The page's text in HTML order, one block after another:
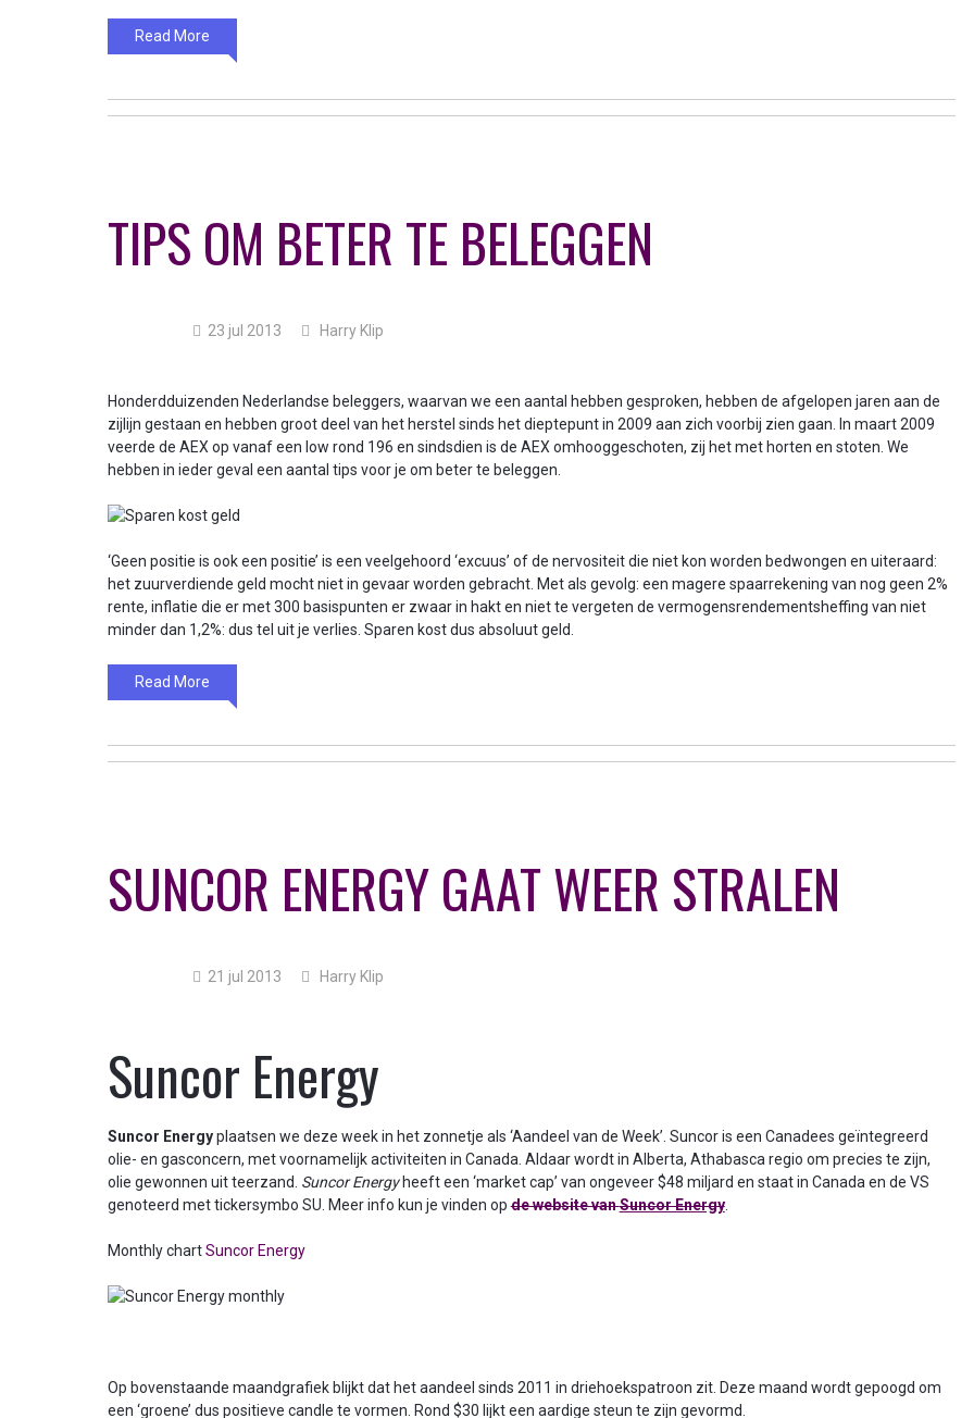
Read More
TIPS OM BETER TE BELEGGEN
23 jul 2013 Harry Klip
Honderdduizenden Nederlandse beleggers, waarvan we een aantal hebben gesproken, hebben de afgelopen jaren aan de
zijlijn gestaan en hebben groot deel van het herstel sinds het dieptepunt in 2009 aan zich voorbij zien gaan. In maart 2009
veerde de AEX op vanaf een low rond 196 en sindsdien is de AEX omhooggeschoten, zij het met horten en stoten. We
hebben in ieder geval een aantal tips voor je om beter te beleggen.
‘Geen positie is ook een positie’ is een veelgehoord ‘excuus’ of de nervositeit die niet kon worden bedwongen en uiteraard:
het zuurverdiende geld mocht niet in gevaar worden gebracht. Met als gevolg: een magere spaarrekening van nog geen 2%
rente, inflatie die er met 300 basispunten er zwaar in hakt en niet te vergeten de vermogensrendementsheffing van niet
minder dan 1,2%: dus tel uit je verlies. Sparen kost dus absoluut geld.
Read More
SUNCOR ENERGY GAAT WEER STRALEN
21 jul 2013 Harry Klip
Suncor Energy
Suncor Energyplaatsen we deze week in het zonnetje als ‘Aandeel van de Week’. Suncor is een Canadees geïntegreerd
olie- en gasconcern, met voornamelijk activiteiten in Canada. Aldaar wordt in Alberta, Athabasca regio om precies te zijn,
olie gewonnen uit teerzand. Suncor Energyheeft een ‘market cap’ van ongeveer $48 miljard en staat in Canada en de VS
genoteerd met tickersymbo SU. Meer info kun je vinden opde website vanSuncor Energy.
Monthly chartSuncor Energy
Op bovenstaande maandgrafiek blijkt dat het aandeel sinds 2011 in driehoekspatroon zit. Deze maand wordt gepoogd om
een ‘groene’ dus positieve candle te vormen. Rond $30 lijkt een aardige steun te zijn gevormd.